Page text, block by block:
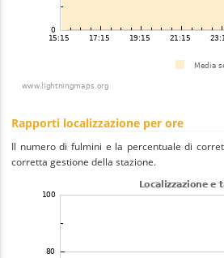
Rapporti localizzazione per ore
Il numero di fulmini e la percentuale di
corretta gestione della stazione.